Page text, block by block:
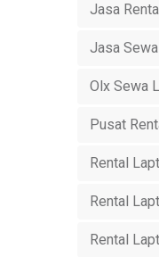
Jasa
Jasa
Olx Sewa
Pusat
Rental
Rental
Rental